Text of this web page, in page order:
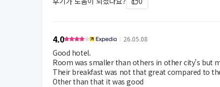
4.0 26.05.08
Good hotel.
Room was smaller than others in other city's but
Their breakfast was not that great compared to
Other than that it was good